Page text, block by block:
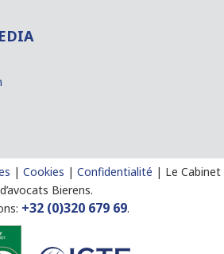
| Cookies | Confidentialité | Le Cabinet
d’avocats Bierens.
+32 (0)320 679 69.